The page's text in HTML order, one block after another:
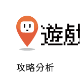
攻略分析